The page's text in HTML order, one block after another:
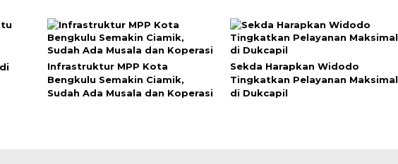
Infrastruktur MPP Kota
Bengkulu Semakin Ciamik,
Sudah Ada Musala dan Koperasi
Sekda Harapkan Widodo
Tingkatkan Pelayanan Maksimal
di Dukcapil